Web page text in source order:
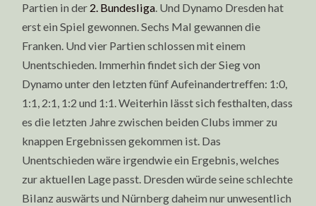
Partien in der 2. Bundesliga. Und Dynamo Dresden hat
erst ein Spiel gewonnen. Sechs Mal gewannen die
Franken. Und vier Partien schlossen mit einem
Unentschieden. Immerhin findet sich der Sieg von
Dynamo unter den letzten fünf Aufeinandertreffen: 1:0,
1:1, 2:1, 1:2 und 1:1. Weiterhin lässt sich festhalten, dass
es die letzten Jahre zwischen beiden Clubs immer zu
knappen Ergebnissen gekommen ist. Das
Unentschieden wäre irgendwie ein Ergebnis, welches
zur aktuellen Lage passt. Dresden würde seine schlechte
Bilanz auswärts und Nürnberg daheim nur unwesentlich